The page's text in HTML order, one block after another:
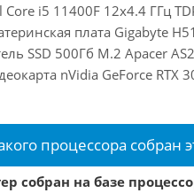
Core i5 11400F 12x4.4 ГГц
плата Gigabyte
SSD 500Гб M.2 Apacer
nVidia GeForce RTX
процессора собран
собран на базе